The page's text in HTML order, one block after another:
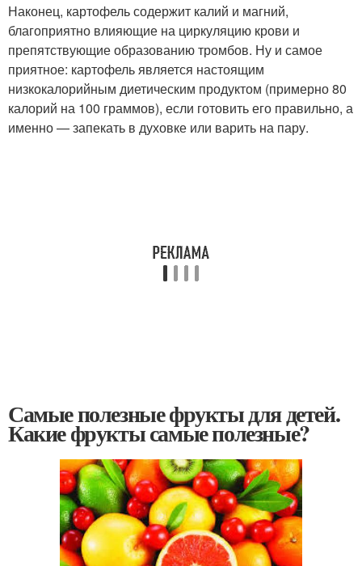
Наконец, картофель содержит калий и магний,
благоприятно влияющие на циркуляцию крови и
препятствующие образованию тромбов. Ну и самое
приятное: картофель является настоящим
низкокалорийным диетическим продуктом (примерно 80
калорий на 100 граммов), если готовить его правильно, а
именно — запекать в духовке или варить на пару.
Самые полезные фрукты для детей.
Какие фрукты самые полезные?